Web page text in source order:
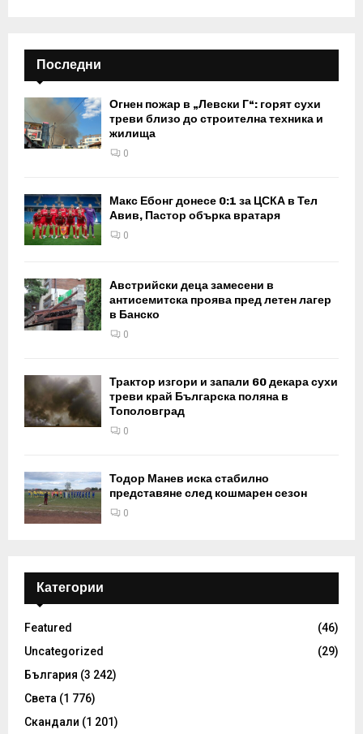
Последни
Огнен пожар в „Левски Г“: горят сухи
треви близо до строителна техника и
жилища
0
Макс Ебонг донесе 0:1 за ЦСКА в Тел
Авив, Пастор обърка вратаря
0
Австрийски деца замесени в
антисемитска проява пред летен лагер
в Банско
0
Трактор изгори и запали 60 декара сухи
треви край Българска поляна в
Тополовград
0
Тодор Манев иска стабилно
представяне след кошмарен сезон
0
Категории
Featured
(46)
Uncategorized
(29)
България (3 242)
Света (1 776)
Скандали (1 201)